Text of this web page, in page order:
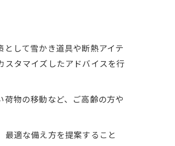
して雪かき道具や断熱アイテ
タマイズしたアドバイスを行
物の移動など、ご高齢の方や
適な備え方を提案すること